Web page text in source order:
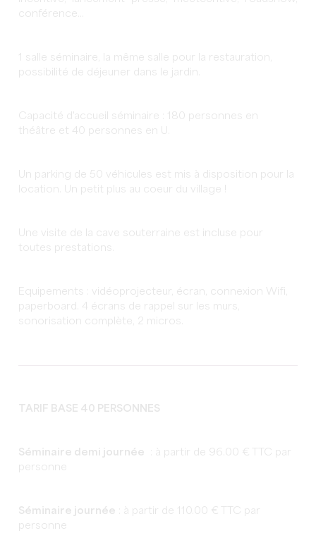
conférence...
1 salle séminaire, la même salle pour la restauration,
possibilité de déjeuner dans le jardin.
Capacité d'accueil séminaire : 180 personnes en
théâtre et 40 personnes en U.
Un parking de 50 véhicules est mis à disposition pour la
location. Un petit plus au coeur du village !
Une visite de la cave souterraine est incluse pour
toutes prestations.
Equipements : vidéoprojecteur, écran, connexion Wifi,
paperboard. 4 écrans de rappel sur les murs,
sonorisation complète, 2 micros.
TARIF BASE 40 PERSONNES
Séminaire demi journée : à partir de 96.00 € TTC par
personne
Séminaire journée : à partir de 110.00 € TTC par
personne